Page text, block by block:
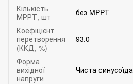
Кількість
МРРТ, шт
без MPPT
Коефіцієнт
перетворення
(ККД, %)
93.0
Форма
вихідної
напруги
Чиста синусоїда